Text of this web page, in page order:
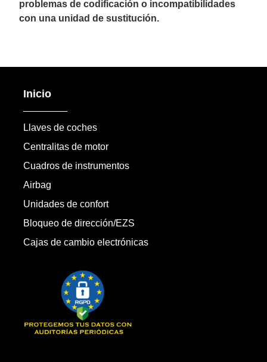
problemas de codificación o incompatibilidades
con una unidad de sustitución.
Inicio
Llaves de coches
Centralitas de motor
Cuadros de instrumentos
Airbag
Unidades de confort
Bloqueo de dirección/EZS
Cajas de cambio electrónicas